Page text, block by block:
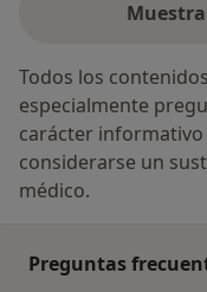
Todos los
especialmente
carácter informativo
considerarse un
médico.
Preguntas